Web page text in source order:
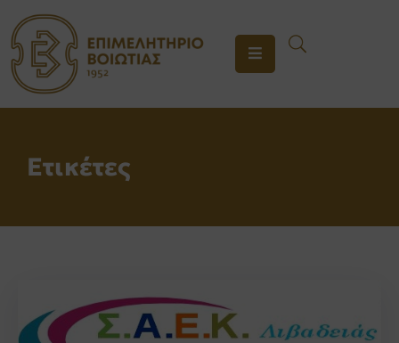
ΤΟ
ΕΠΙΜΕΛΗΤΗΡΙΟ
ΕΝΗΜΕΡΩΣΗ
Ετικέτες